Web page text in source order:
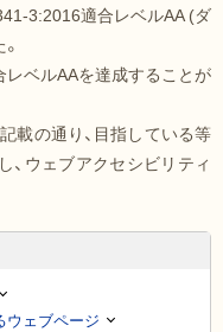
3:2016適合レベルAA (ダ
レベルAAを達成することが
載の通り、目指している等
ウェブアクセシビリティ
ウェブページ